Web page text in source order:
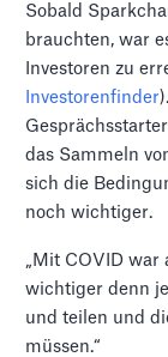
Sobald
brauchten, war
Investoren zu
Investorenfinder
das Sammeln
sich die
noch wichtiger.
„Mit COVID war
wichtiger denn
und teilen und
müssen.“